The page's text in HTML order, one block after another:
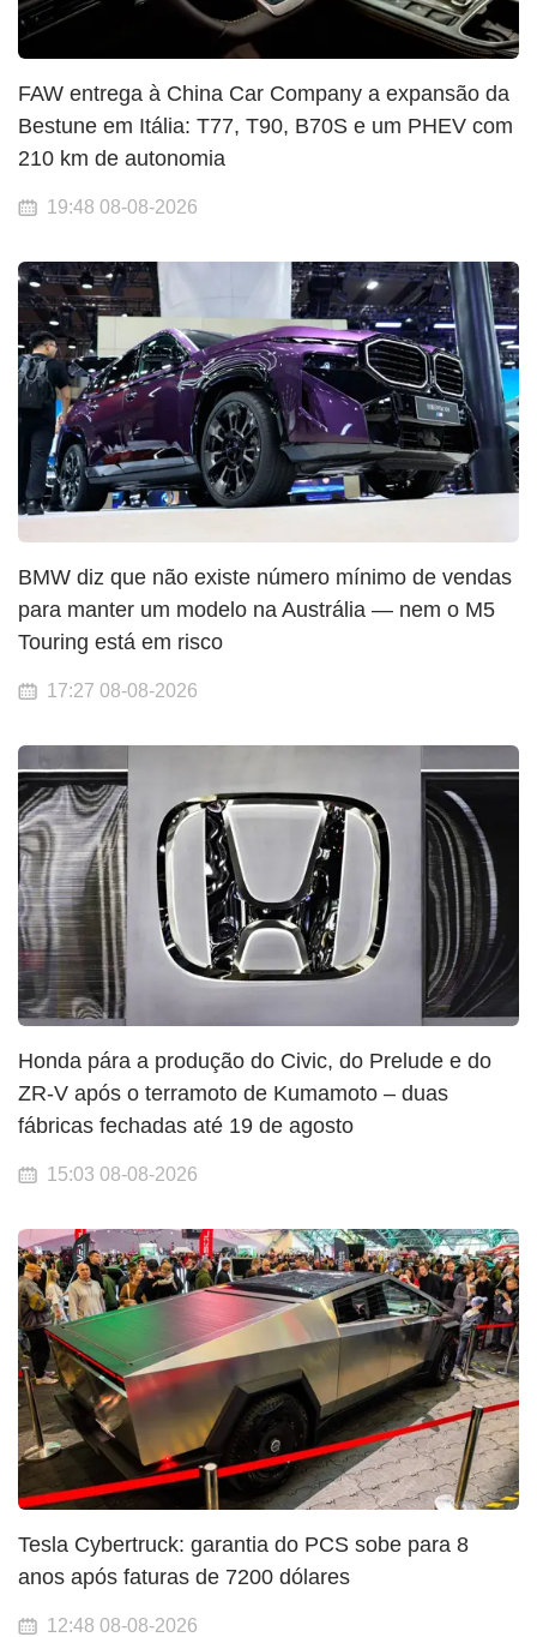
FAW entrega à China Car Company a expansão da
Bestune em Itália: T77, T90, B70S e um PHEV com
210 km de autonomia
19:48 08-08-2026
BMW diz que não existe número mínimo de vendas
para manter um modelo na Austrália — nem o M5
Touring está em risco
17:27 08-08-2026
Honda pára a produção do Civic, do Prelude e do
ZR-V após o terramoto de Kumamoto – duas
fábricas fechadas até 19 de agosto
15:03 08-08-2026
Tesla Cybertruck: garantia do PCS sobe para 8
anos após faturas de 7200 dólares
12:48 08-08-2026